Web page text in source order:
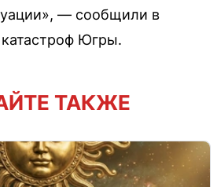
— сообщили в
Югры.
ТАКЖЕ